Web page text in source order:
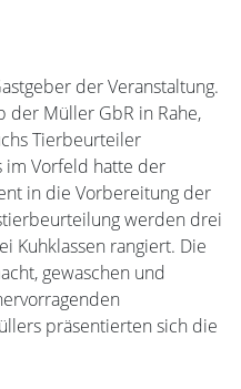
der Veranstaltung.
der Müller GbR in Rahe,
Tierbeurteiler
im Vorfeld hatte der
in die Vorbereitung der
werden drei
Kuhklassen rangiert. Die
gewaschen und
präsentierten sich die